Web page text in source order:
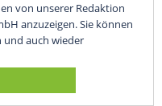
von unserer Redaktion
anzuzeigen. Sie können
und auch wieder